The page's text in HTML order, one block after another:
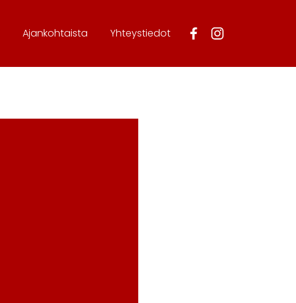
Ajankohtaista Yhteystiedot